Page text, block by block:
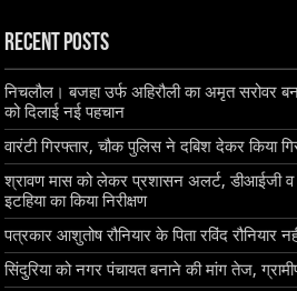
Recent Posts
निचलौल। बजहा उर्फ अहिरौली का अमृत सरोवर
को दिलाई नई पहचान
वारंटी गिरफ्तार, चौक पुलिस ने दबिश देकर किया
श्रावण मास को लेकर प्रशासन अलर्ट, डीआईजी व
इटहिया का किया निरीक्षण
पत्रकार आशुतोष रौनियार के पिता रविंद
सिंदुरिया को नगर पंचायत बनाने की मांग तेज,